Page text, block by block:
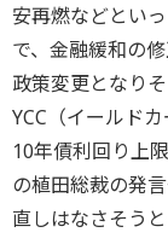
安再燃などとい
で、金融緩和の
政策変更となり
YCC（イールド
10年債利回り上
の植田総裁の発
直しはなさそう